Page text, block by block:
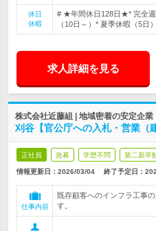
休日
休暇
# ★年間休日128日★* 完全週
（10日～）* 夏季休暇（5日
求人詳細を見る
株式会社近藤組 | 地域密着の安定企
刈谷【官公庁への入札・営業（
正社員 急募 学歴不問 第二新卒
情報更新日：2026/03/04 終了予定日：
仕事内容
既存顧客へのインフラ工事
す。